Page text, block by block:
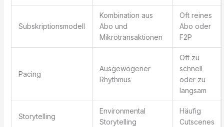
Subskriptionsmodell
Kombination aus
Abo und
Mikrotransaktionen
Oft reines
Abo oder
F2P
Pacing
Ausgewogener
Rhythmus
Oft zu
schnell
oder zu
langsam
Storytelling
Environmental
Storytelling
Häufig
Cutscenes